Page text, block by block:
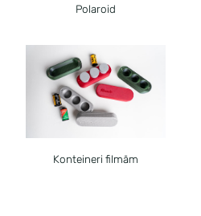
Polaroid
Konteineri filmām